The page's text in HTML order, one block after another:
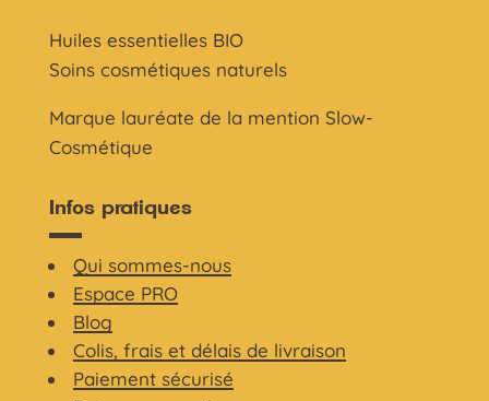
Huiles essentielles BIO
Soins cosmétiques naturels
Marque lauréate de la mention Slow-
Cosmétique
Infos pratiques
Qui sommes-nous
Espace PRO
Blog
Colis, frais et délais de livraison
Paiement sécurisé